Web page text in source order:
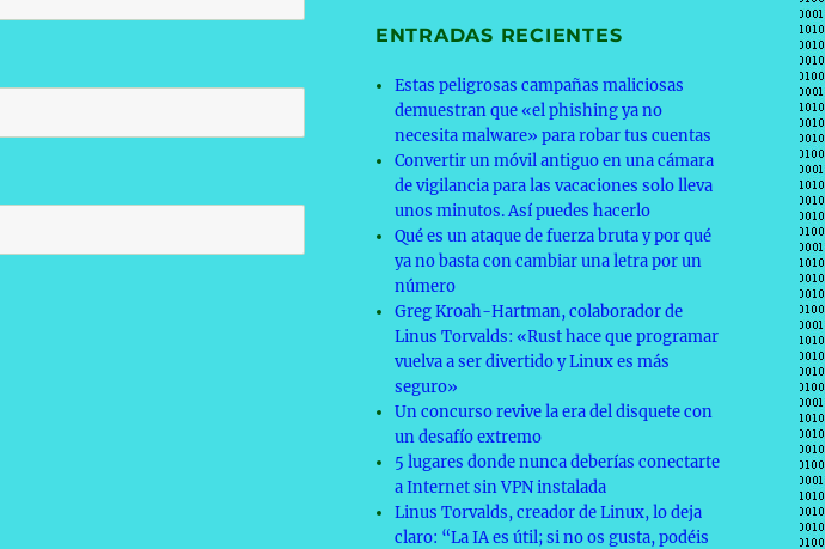
ENTRADAS RECIENTES
Estas peligrosas campañas maliciosas
demuestran que «el phishing ya no
necesita malware» para robar tus cuentas
Convertir un móvil antiguo en una cámara
de vigilancia para las vacaciones solo lleva
unos minutos. Así puedes hacerlo
Qué es un ataque de fuerza bruta y por qué
ya no basta con cambiar una letra por un
número
Greg Kroah-Hartman, colaborador de
Linus Torvalds: «Rust hace que programar
vuelva a ser divertido y Linux es más
seguro»
Un concurso revive la era del disquete con
un desafío extremo
5 lugares donde nunca deberías conectarte
a Internet sin VPN instalada
Linus Torvalds, creador de Linux, lo deja
claro: “La IA es útil; si no os gusta, podéis